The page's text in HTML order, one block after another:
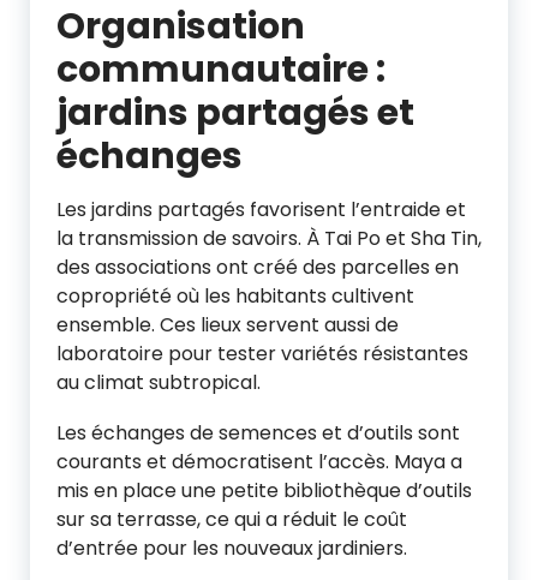
Organisation
communautaire :
jardins partagés et
échanges
Les jardins partagés favorisent l’entraide et
la transmission de savoirs. À Tai Po et Sha Tin,
des associations ont créé des parcelles en
copropriété où les habitants cultivent
ensemble. Ces lieux servent aussi de
laboratoire pour tester variétés résistantes
au climat subtropical.
Les échanges de semences et d’outils sont
courants et démocratisent l’accès. Maya a
mis en place une petite bibliothèque d’outils
sur sa terrasse, ce qui a réduit le coût
d’entrée pour les nouveaux jardiniers.